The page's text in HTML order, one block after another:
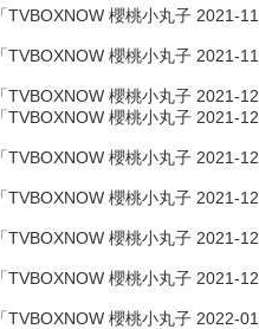
「TVBOXNOW 櫻桃小丸子 2021-
「TVBOXNOW 櫻桃小丸子 2021-
「TVBOXNOW 櫻桃小丸子 2021-
「TVBOXNOW 櫻桃小丸子 2021-
「TVBOXNOW 櫻桃小丸子 2021-
「TVBOXNOW 櫻桃小丸子 2021-
「TVBOXNOW 櫻桃小丸子 2021-
「TVBOXNOW 櫻桃小丸子 2021-
「TVBOXNOW 櫻桃小丸子 2022-